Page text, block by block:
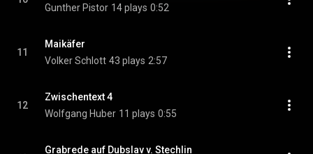
Gunther Pistor 14 plays 0:52
11
Maikäfer
Volker Schlott 43 plays 2:57
12
Zwischentext 4
Wolfgang Huber 11 plays 0:55
Grabrede auf Dubslav v. Stechlin